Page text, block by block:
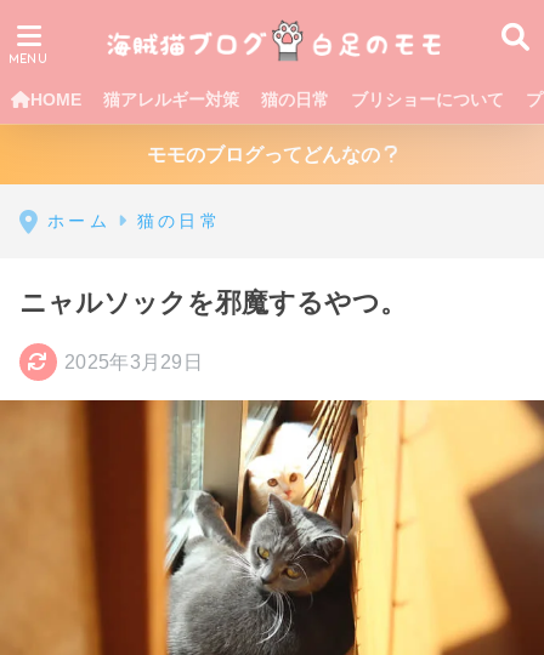
HOME 猫アレルギー対策 猫の日常 ブリショーについて
モモのブログってどんなの
ホーム 猫の日常
ニャルソックを邪魔するやつ。
2025年3月29日